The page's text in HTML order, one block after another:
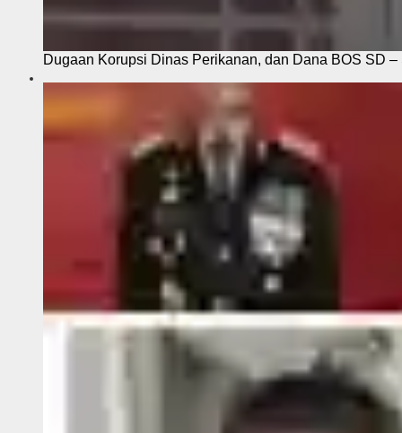
Dugaan Korupsi Dinas Perikanan, dan Dana BOS SD